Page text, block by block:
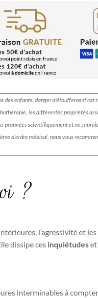
des enfants, danger d'étouffement car
les différentes propriétés
prouvées scientifiquement et ne
d'ordre médical, nous vous
?
l’agressivité et
dissipe ces inquiétudeset
interminables à